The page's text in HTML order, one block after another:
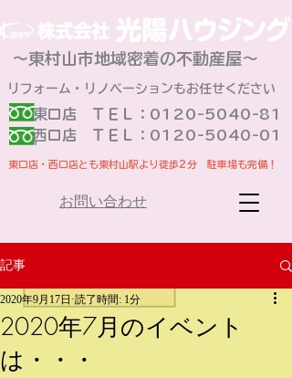
お問い合わせ
～東村山市地域密着の不動産屋～
東口店 ＴＥＬ：0120-5040-81
​西口店 ＴＥＬ：0120-5040-01
リフォーム・リノベーションもお任せください
東口店・西口店とも東村山駅より徒歩2分 駐車場も完備！
記事
2020年7月のイベント
は・・・
2020年9月17日 読了時間: 1分